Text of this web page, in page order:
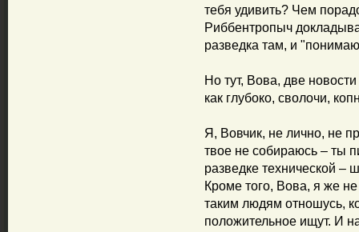
тебя удивить? Чем
Риббентропыч
разведка там, и
Но тут, Вова, две
как глубоко, сволочи,
Я, Вовчик, не лично, не
твое не собираюсь – ты
разведке технической –
Кроме того, Вова, я же
таким людям отношусь,
положительное ищут. И